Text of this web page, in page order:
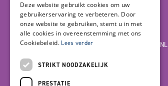
6004 AX
WEERT
INFO@BLANKERSPRODUCT-ADVIES.NL
Deze website gebruikt cookies om uw
gebruikerservaring te verbeteren. Door
onze website te gebruiken, stemt u in met
alle cookies in overeenstemming met ons
Cookiebeleid. Lees verder
STRIKT NOODZAKELIJK
PRESTATIE